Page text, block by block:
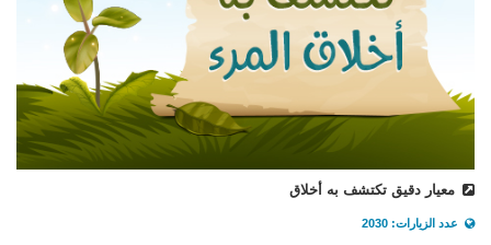
معيار دقيق تكتشف به أخلاق
عدد الزيارات: 2030